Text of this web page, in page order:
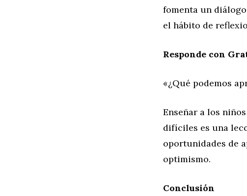
fomenta un
el hábito de
Responde con
«¿Qué podemos
Enseñar a los
difíciles es una
oportunidades de
optimismo.
Conclusión